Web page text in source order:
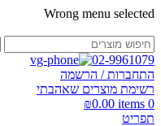
Wrong menu selected
02-9961079
התחברות / הרשמה
רשימת מוצרים שאהבתי
0
items
₪0.00
תפריט